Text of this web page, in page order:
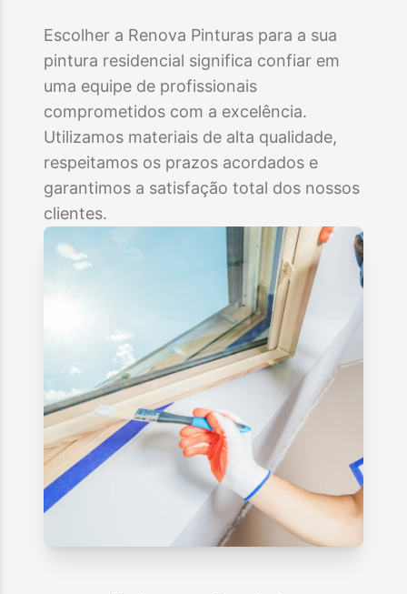
Escolher a Renova Pinturas para a sua
pintura residencial significa confiar em
uma equipe de profissionais
comprometidos com a excelência.
Utilizamos materiais de alta qualidade,
respeitamos os prazos acordados e
garantimos a satisfação total dos nossos
clientes.